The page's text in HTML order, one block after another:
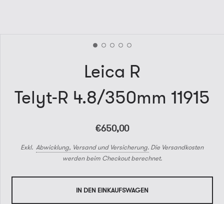
Leica R
Telyt-R 4.8/350mm 11915
€650,00
Exkl.Abwicklung, Versand und Versicherung. Die Versandkosten
werden beim Checkout berechnet.
IN DEN EINKAUFSWAGEN